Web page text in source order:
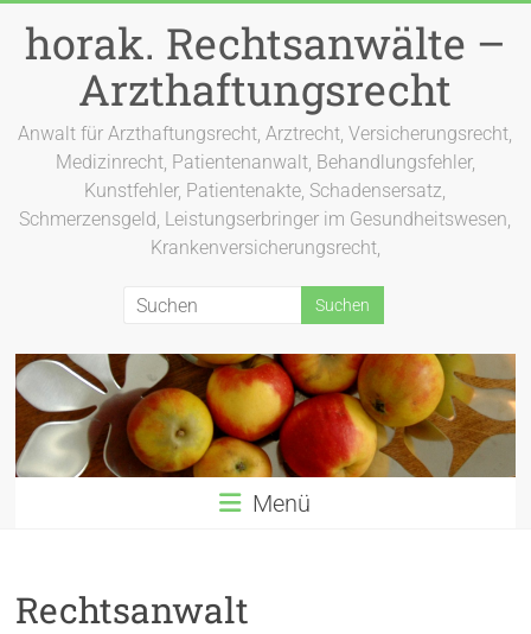
Inhalt
springen
horak. Rechtsanwälte –
Arzthaftungsrecht
Anwalt für Arzthaftungsrecht, Arztrecht, Versicherungsrecht,
Medizinrecht, Patientenanwalt, Behandlungsfehler,
Kunstfehler, Patientenakte, Schadensersatz,
Schmerzensgeld, Leistungserbringer im Gesundheitswesen,
Krankenversicherungsrecht,
Menü
Rechtsanwalt